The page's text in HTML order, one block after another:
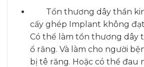
Tổn thương dây thần
cấy ghép Implant không
Có thể làm tổn thương dây
ổ răng. Và làm cho người
bị tê răng. Hoặc có thể đau